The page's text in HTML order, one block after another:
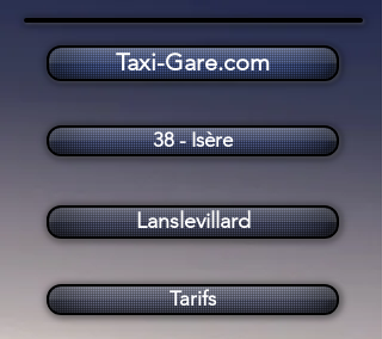
Tarifs
Taxi Lanslevillard (73480)
Lanslevillard
Taxi-Gare.com
38 - Isère